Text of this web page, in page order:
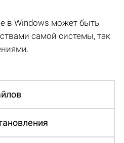
в Windows может быть
самой системы, так